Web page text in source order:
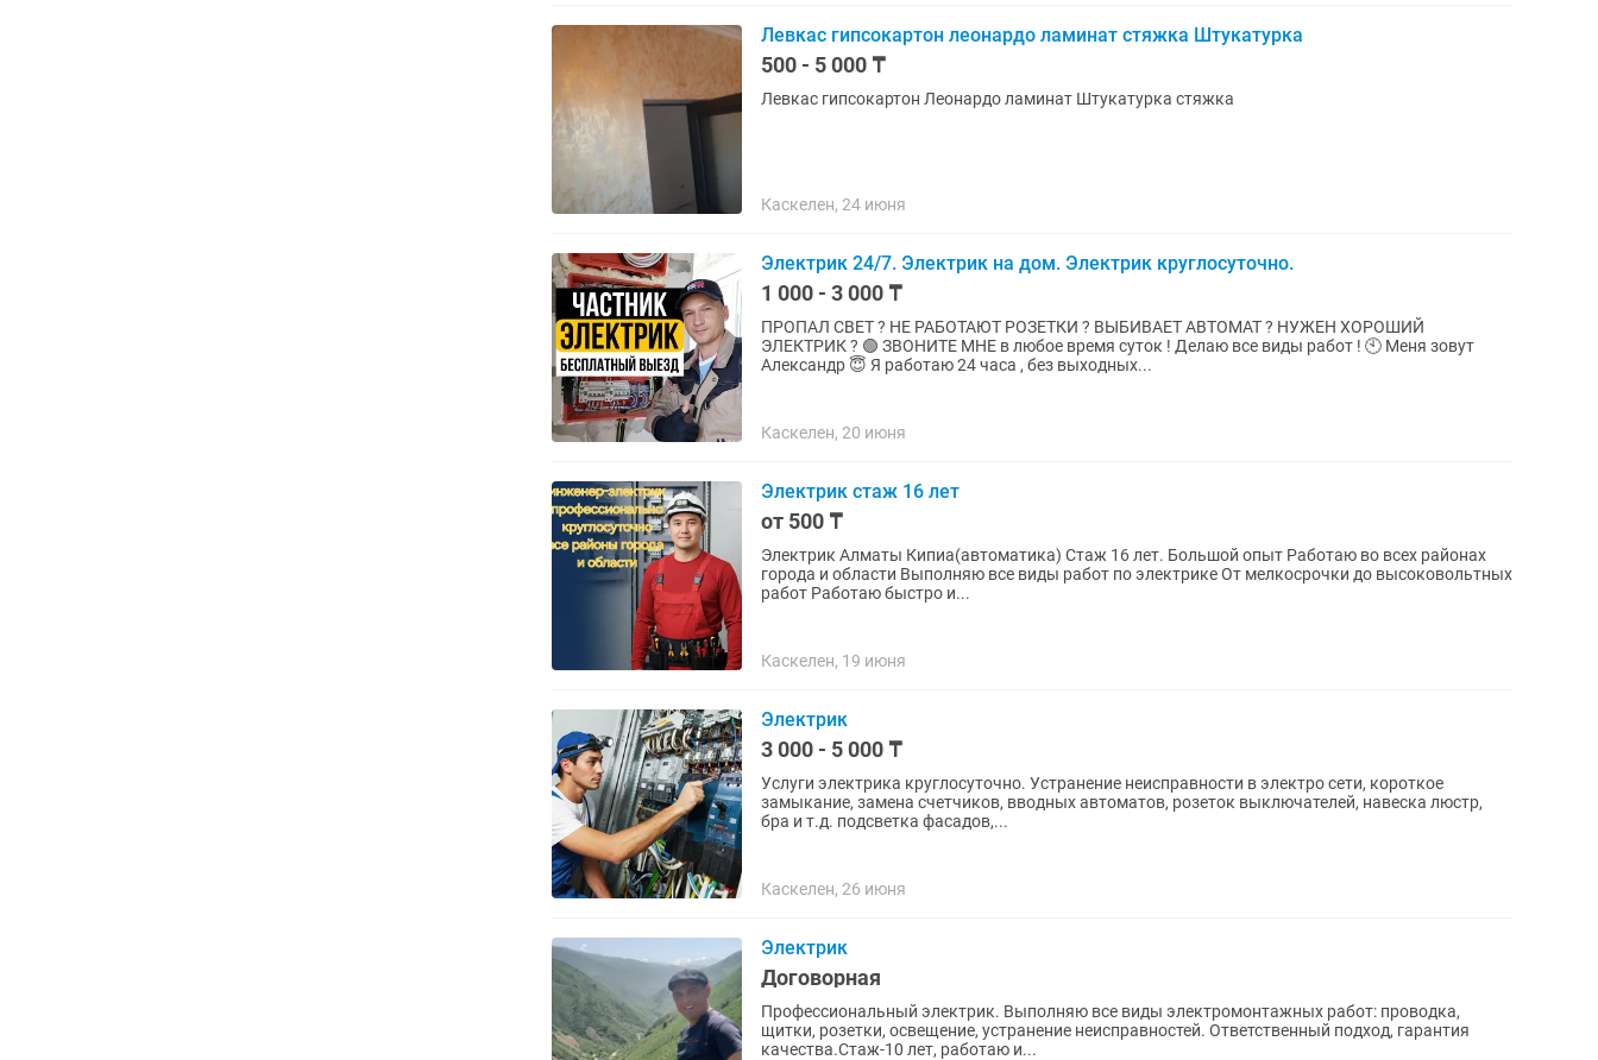
Левкас гипсокартон леонардо ламинат стяжка Штукатурка
500 - 5 000 ₸
Левкас гипсокартон Леонардо ламинат Штукатурка стяжка
Каскелен, 24 июня
Электрик 24/7. Электрик на дом. Электрик круглосуточно.
1 000 - 3 000 ₸
ПРОПАЛ СВЕТ ? НЕ РАБОТАЮТ РОЗЕТКИ ? BЫБИВАET ABTOМАТ ? НУЖЕН ХОРОШИЙ
ЭЛЕКТРИК ? 🟢 ЗВОHИTE МНЕ в любое вpeмя сутoк ! Делаю все виды работ ! 🕙 Меня зовут
Александр 😇 Я работаю 24 часа , без выходных...
Каскелен, 20 июня
Электрик стаж 16 лет
от 500 ₸
Электрик Алматы Кипиа(автоматика) Стаж 16 лет. Большой опыт Работаю во всех районах
города и области Выполняю все виды работ по электрике От мелкосрочки до высоковольтных
работ Работаю быстро и...
Каскелен, 19 июня
Электрик
3 000 - 5 000 ₸
Услуги электрика круглосуточно. Устранение неисправности в электро сети, короткое
замыкание, замена счетчиков, вводных автоматов, розеток выключателей, навеска люстр,
бра и т.д. подсветка фасадов,...
Каскелен, 26 июня
Электрик
Договорная
Профессиональный электрик. Выполняю все виды электромонтажных работ: проводка,
щитки, розетки, освещение, устранение неисправностей. Ответственный подход, гарантия
качества.Стаж-10 лет, работаю и...